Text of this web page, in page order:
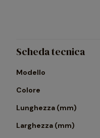
Scheda tecnica
Modello
Colore
Lunghezza (mm)
Larghezza (mm)